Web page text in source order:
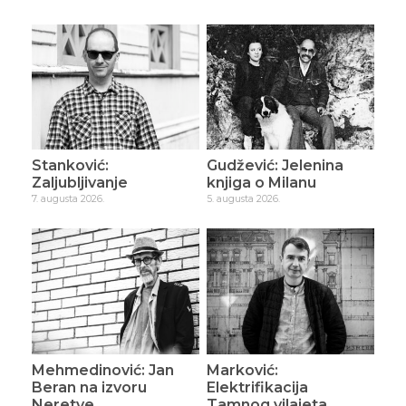
Stanković:
Zaljubljivanje
7. augusta 2026.
Gudžević: Jelenina
knjiga o Milanu
5. augusta 2026.
Mehmedinović: Jan
Beran na izvoru
Marković:
Elektrifikacija